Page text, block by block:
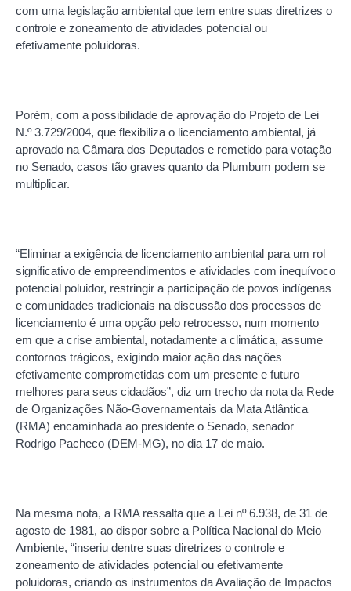
com uma legislação ambiental que tem entre suas diretrizes o
controle e zoneamento de atividades potencial ou
efetivamente poluidoras.
Porém, com a possibilidade de aprovação do Projeto de Lei
N.º 3.729/2004, que flexibiliza o licenciamento ambiental, já
aprovado na Câmara dos Deputados e remetido para votação
no Senado, casos tão graves quanto da Plumbum podem se
multiplicar.
“Eliminar a exigência de licenciamento ambiental para um rol
significativo de empreendimentos e atividades com inequívoco
potencial poluidor, restringir a participação de povos indígenas
e comunidades tradicionais na discussão dos processos de
licenciamento é uma opção pelo retrocesso, num momento
em que a crise ambiental, notadamente a climática, assume
contornos trágicos, exigindo maior ação das nações
efetivamente comprometidas com um presente e futuro
melhores para seus cidadãos”, diz um trecho da nota da Rede
de Organizações Não-Governamentais da Mata Atlântica
(RMA) encaminhada ao presidente o Senado, senador
Rodrigo Pacheco (DEM-MG), no dia 17 de maio.
Na mesma nota, a RMA ressalta que a Lei nº 6.938, de 31 de
agosto de 1981, ao dispor sobre a Política Nacional do Meio
Ambiente, “inseriu dentre suas diretrizes o controle e
zoneamento de atividades potencial ou efetivamente
poluidoras, criando os instrumentos da Avaliação de Impactos